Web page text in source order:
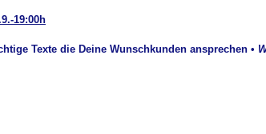
19:00h
Texte die Deine Wunschkunden ansprechen •